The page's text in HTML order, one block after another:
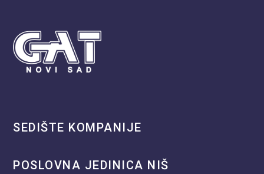
SEDIŠTE KOMPANIJE
POSLOVNA JEDINICA NIŠ